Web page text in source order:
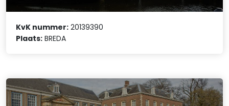
KvK nummer: 20139390
Plaats: BREDA